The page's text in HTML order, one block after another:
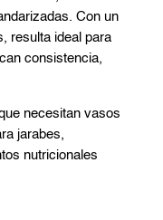
Con un
resulta ideal para
consistencia,
necesitan vasos
jarabes,
nutricionales